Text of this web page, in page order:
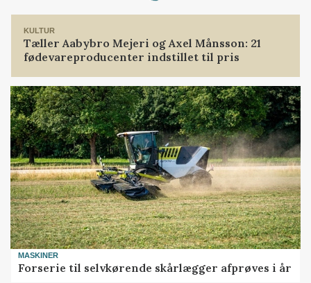
KULTUR
Tæller Aabybro Mejeri og Axel Månsson: 21
fødevareproducenter indstillet til pris
MASKINER
Forserie til selvkørende skårlægger afprøves i år